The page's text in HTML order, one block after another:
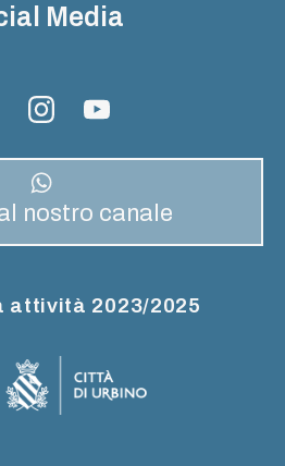
Media
nostro canale
attività 2023/2025